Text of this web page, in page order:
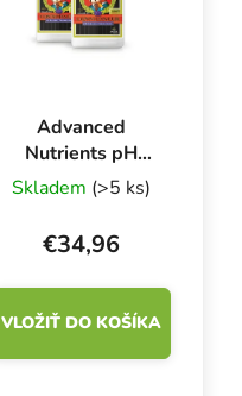
a...
Advanced
Nutrients pH
Perfect
Connoisseur Grow
A+B 1 l, základné
hnojivo pre rast
Skladem (>5 ks)
€34,96
VLOŽIŤ DO KOŠÍKA